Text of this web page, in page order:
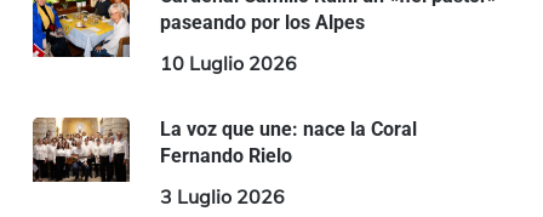
paseando por los Alpes
10 Luglio 2026
La voz que une: nace la Coral
Fernando Rielo
3 Luglio 2026